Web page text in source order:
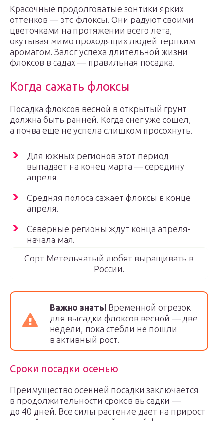
Красочные продолговатые зонтики ярких
оттенков — это флоксы. Они радуют своими
цветочками на протяжении всего лета,
окутывая мимо проходящих людей терпким
ароматом. Залог успеха длительной жизни
флоксов в садах — правильная посадка.
Когда сажать флоксы
Посадка флоксов весной в открытый грунт
должна быть ранней. Когда снег уже сошел,
а почва еще не успела слишком просохнуть.
Для южных регионов этот период
выпадает на конец марта — середину
апреля.
Средняя полоса сажает флоксы в конце
апреля.
Северные регионы ждут конца апреля-
начала мая.
Сорт Метельчатый любят выращивать в
России.
Важно знать! Временной отрезок
для высадки флоксов весной — две
недели, пока стебли не пошли
в активный рост.
Сроки посадки осенью
Преимущество осенней посадки заключается
в продолжительности сроков высадки —
до 40 дней. Все силы растение дает на прирост